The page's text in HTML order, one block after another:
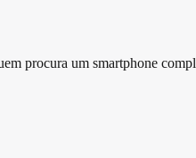
procura um smartphone